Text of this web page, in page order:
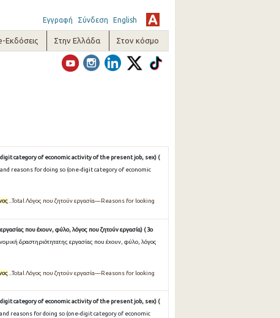
Εγγραφή Σύνδεση English
Εκδόσεις Στην Ελλάδα Στον κόσμο
category of economic activity of the present job, sex) (
reasons for doing so (one-digit category of economic
...Total Λόγος που ζητούν εργασία—Reasons for looking
που έχουν, φύλο, λόγος που ζητούν εργασία) ( 3ο
δραστηριότητατης εργασίας που έχουν, φύλο, λόγος
...Total Λόγος που ζητούν εργασία—Reasons for looking
category of economic activity of the present job, sex) (
reasons for doing so (one-digit category of economic